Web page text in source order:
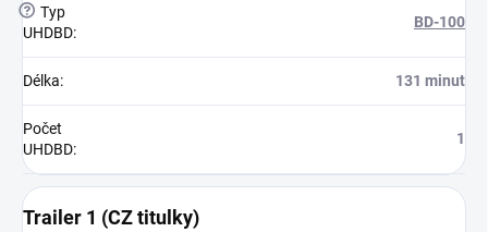
? Typ
UHDBD:
BD-100
Délka: 131 minut
Počet
UHDBD:
1
Trailer 1 (CZ titulky)